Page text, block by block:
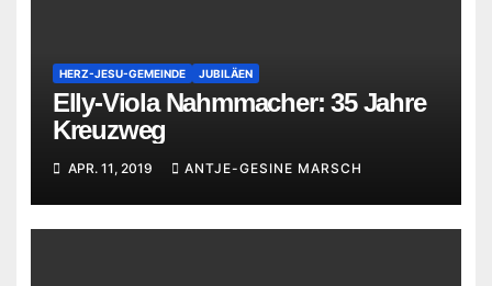
HERZ-JESU-GEMEINDE JUBILÄEN
Elly-Viola Nahmmacher: 35 Jahre
Kreuzweg
APR. 11, 2019 ANTJE-GESINE MARSCH